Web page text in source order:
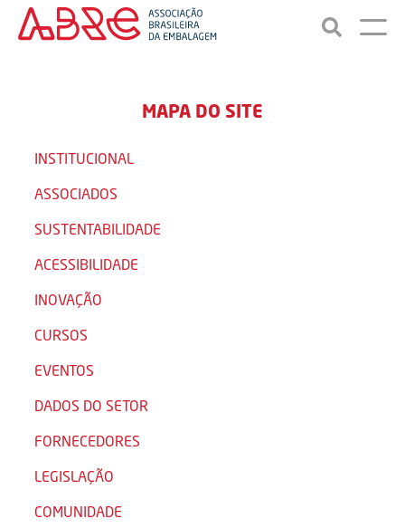
MAPA DO SITE
INSTITUCIONAL
ASSOCIADOS
SUSTENTABILIDADE
ACESSIBILIDADE
INOVAÇÃO
CURSOS
EVENTOS
DADOS DO SETOR
FORNECEDORES
LEGISLAÇÃO
COMUNIDADE